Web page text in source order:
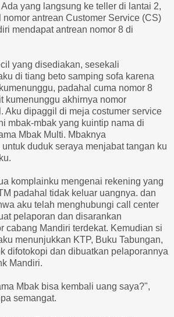
yang langsung ke teller di lantai 2,
antrean Customer Service (CS)
mendapat antrean nomor 8 di
yang disediakan, sesekali
di tiang beto samping sofa karena
padahal cuma nomor 8
kumenunggu akhirnya nomor
Aku dipaggil di meja costumer service
mbak-mbak yang kuintip nama di
Mbak Multi. Mbaknya
duduk seraya menjabat tangan ku
komplainku mengenai rekening yang
padahal tidak keluar uangnya. dan
aku telah menghubungi call center
pelaporan dan disarankan
cabang Mandiri terdekat. Kemudian si
menunjukkan KTP, Buku Tabungan,
difotokopi dan dibuatkan pelaporannya
Mandiri.
Mbak bisa kembali uang saya?",
semangat.